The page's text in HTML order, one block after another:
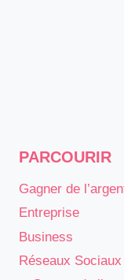
PARCOURIR
Gagner de
Entreprise
Business
Réseaux Sociaux